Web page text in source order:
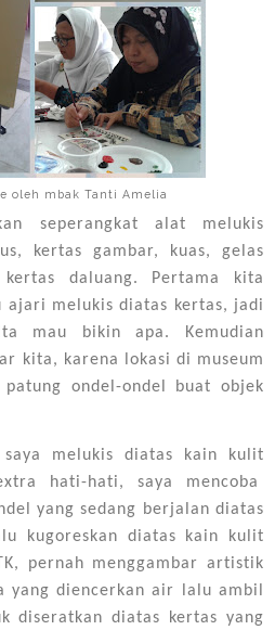
oleh mbak Tanti Amelia
seperangkat alat melukis
kertas gambar, kuas, gelas
daluang. Pertama kita
ajari melukis diatas kertas, jadi
mau bikin apa. Kemudian
kita, karena lokasi di museum
patung ondel-ondel buat objek
melukis diatas kain kulit
hati-hati, saya mencoba
yang sedang berjalan diatas
kugoreskan diatas kain kulit
pernah menggambar artistik
yang diencerkan air lalu ambil
diseratkan diatas kertas yang